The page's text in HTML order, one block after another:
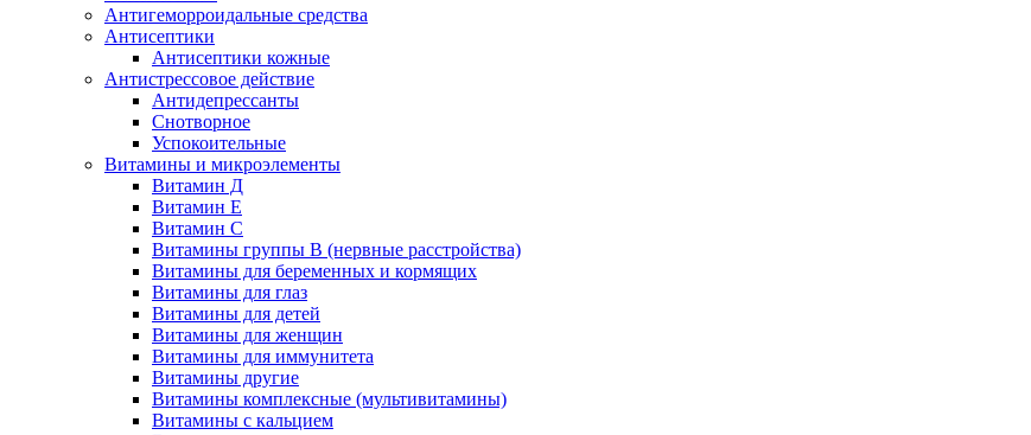
Антигеморроидальные средства
Антисептики
Антисептики кожные
Антистрессовое действие
Антидепрессанты
Снотворное
Успокоительные
Витамины и микроэлементы
Витамин Д
Витамин Е
Витамин С
Витамины группы В (нервные расстройства)
Витамины для беременных и кормящих
Витамины для глаз
Витамины для детей
Витамины для женщин
Витамины для иммунитета
Витамины другие
Витамины комплексные (мультивитамины)
Витамины с кальцием